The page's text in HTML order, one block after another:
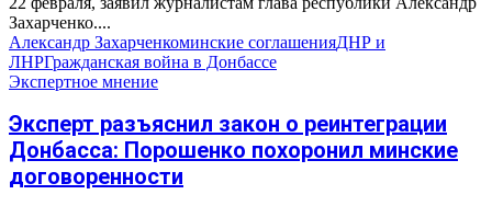
Захарченко....
Александр Захарченкоминские соглашенияДНР и
ЛНРГражданская война в Донбассе
Экспертное мнение
Эксперт разъяснил закон о реинтеграции
Донбасса: Порошенко похоронил минские
договоренности